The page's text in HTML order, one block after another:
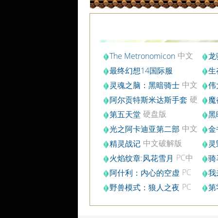
The Metronomicon 中文
版
龙
最终幻想14国际服
生
文
灵魂之脑：黑暗骑士 中文
版
伟
版
阿尔贡特斯米达斯手套 硬
盘版第五天堂 硬盘版
黑
光之阿卡迪亚第二部 中文
修正版
金
版
精灵战记 中文破解版
v1.010
火焰纹章:风花雪月 PC中
文版
骑
阿什利：内心的空虚 PC
破解版
我
野兽模式：狼人之夜 PC
第